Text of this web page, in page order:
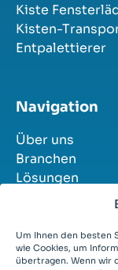
Um Ihnen den besten
wie Cookies, um
übertragen. Wenn wir
Kiste
Kisten-
Entpalettierer
Navigation
Über uns
Branchen
Lösungen